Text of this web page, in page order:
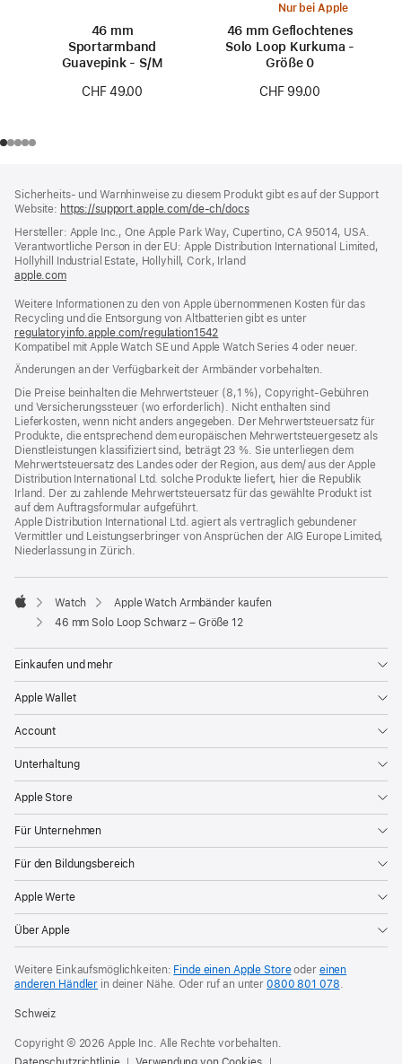
46 mm
Sportarmband
Guavepink - S/M
CHF 49.00
Nur bei Apple
46 mm Geflochtenes
Solo Loop Kurkuma -
Größe 0
CHF 99.00
Sicherheits- und Warnhinweise zu diesem Produkt gibt es auf der Support
Website: https://support.apple.com/de-ch/docs(öffnet
neues
Fenster)
Hersteller: Apple Inc., One Apple Park Way, Cupertino, CA 95014, USA.
Verantwortliche Person in der EU: Apple Distribution International Limited,
Hollyhill Industrial Estate, Hollyhill, Cork, Irland
apple.com(öffnet
neues
Fenster)
Weitere Informationen zu den von Apple übernommenen Kosten für das
Recycling und die Entsorgung von Altbatterien gibt es unter
regulatoryinfo.apple.com/regulation1542
ein
neues
Fenster)
Kompatibel mit Apple Watch SE und Apple Watch Series 4 oder neuer.
Änderungen an der Verfügbarkeit der Armbänder vorbehalten.
Die Preise beinhalten die Mehrwertsteuer (8,1 %), Copyright-Gebühren
und Versicherungssteuer (wo erforderlich). Nicht enthalten sind
Lieferkosten, wenn nicht anders angegeben. Der Mehrwertsteuersatz für
Produkte, die entsprechend dem europäischen Mehrwertsteuergesetz als
Dienstleistungen klassifiziert sind, beträgt 23 %. Sie unterliegen dem
Mehrwertsteuersatz des Landes oder der Region, aus dem/ aus der Apple
Distribution International Ltd. solche Produkte liefert, hier die Republik
Irland. Der zu zahlende Mehrwertsteuersatz für das gewählte Produkt ist
auf dem Auftragsformular aufgeführt.
Apple Distribution International Ltd. agiert als vertraglich gebundener
Vermittler und Leistungserbringer von Ansprüchen der AIG Europe Limited,
Niederlassung in Zürich.
Apple
Watch
Apple Watch Armbänder kaufen
46 mm Solo Loop Schwarz – Größe 12
Einkaufen und mehr
Apple Wallet
Account
Unterhaltung
Apple Store
Für Unternehmen
Für den Bildungsbereich
Apple Werte
Über Apple
Weitere Einkaufsmöglichkeiten: Finde einen Apple Storeoder einen
anderen Händler in deiner Nähe. Oder ruf an unter0800 801 078
Schweiz
Copyright © 2026 Apple Inc. Alle Rechte vorbehalten.